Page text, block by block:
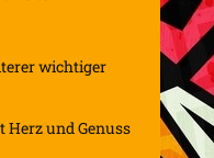
wichtiger
Herz und Genuss